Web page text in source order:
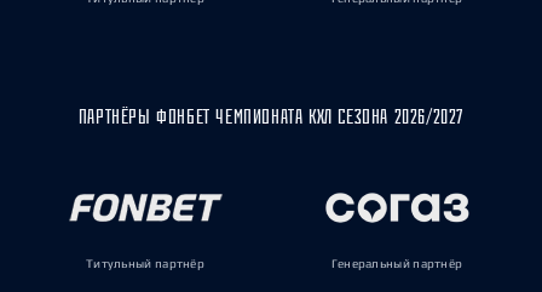
ПАРТНЁРЫ ФОНБЕТ ЧЕМПИОНАТА КХЛ СЕЗОНА 2026/2027
Титульный партнёр Генеральный партнёр